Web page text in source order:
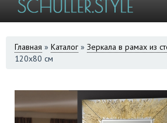
ВЫ
ЗДЕСЬ
Главная » Каталог » Зеркала в рамах из
120x80 см